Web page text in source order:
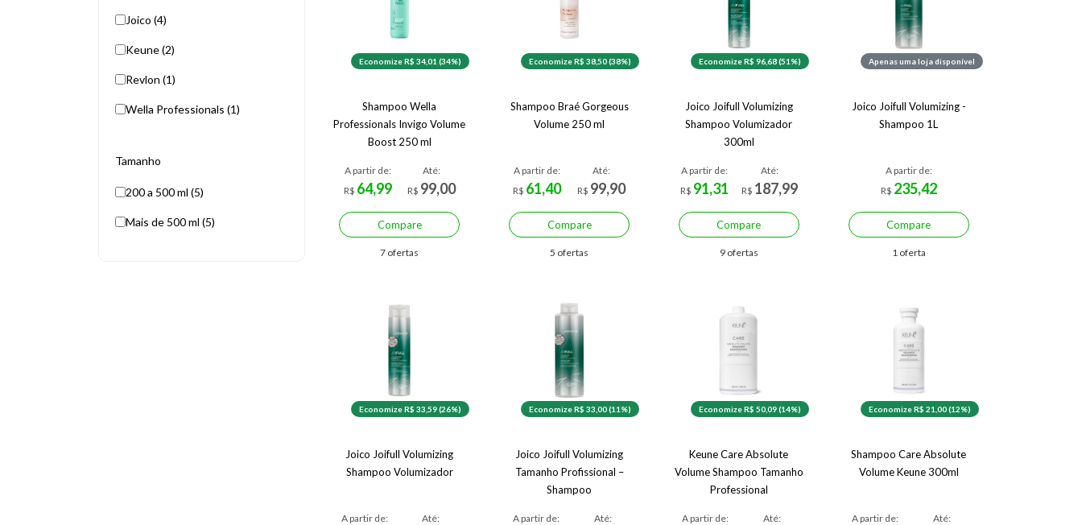
Joico (4)
Keune (2)
Revlon (1)
Wella Professionals (1)
Tamanho
200 a 500 ml (5)
Mais de 500 ml (5)
Economize R$ 34,01 (34%)
Shampoo Wella
Professionals Invigo Volume
Boost 250 ml
A partir de:
R$ 64,99
Até:
R$ 99,00
Compare
7 ofertas
Economize R$ 38,50 (38%)
Shampoo Braé Gorgeous
Volume 250 ml
A partir de:
R$ 61,40
Até:
R$ 99,90
Compare
5 ofertas
Economize R$ 96,68 (51%)
Joico Joifull Volumizing
Shampoo Volumizador
300ml
A partir de:
R$ 91,31
Até:
R$ 187,99
Compare
9 ofertas
Apenas uma loja disponível
Joico Joifull Volumizing -
Shampoo 1L
A partir de:
R$ 235,42
Compare
1 oferta
Economize R$ 33,59 (26%)
Joico Joifull Volumizing
Shampoo Volumizador
A partir de:
Até:
Economize R$ 33,00 (11%)
Joico Joifull Volumizing
Tamanho Profissional –
Shampoo
A partir de:
Até:
Economize R$ 50,09 (14%)
Keune Care Absolute
Volume Shampoo Tamanho
Professional
A partir de:
Até:
Economize R$ 21,00 (12%)
Shampoo Care Absolute
Volume Keune 300ml
A partir de:
Até: